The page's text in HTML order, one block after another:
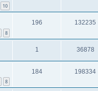
10
8
196 132235
1 36878
8
184 198334